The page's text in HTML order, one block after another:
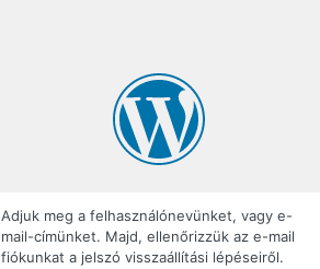
Adjuk meg a felhasználónevünket, vagy e-
mail-címünket. Majd, ellenőrizzük az e-mail
fiókunkat a jelszó visszaállítási lépéseiről.